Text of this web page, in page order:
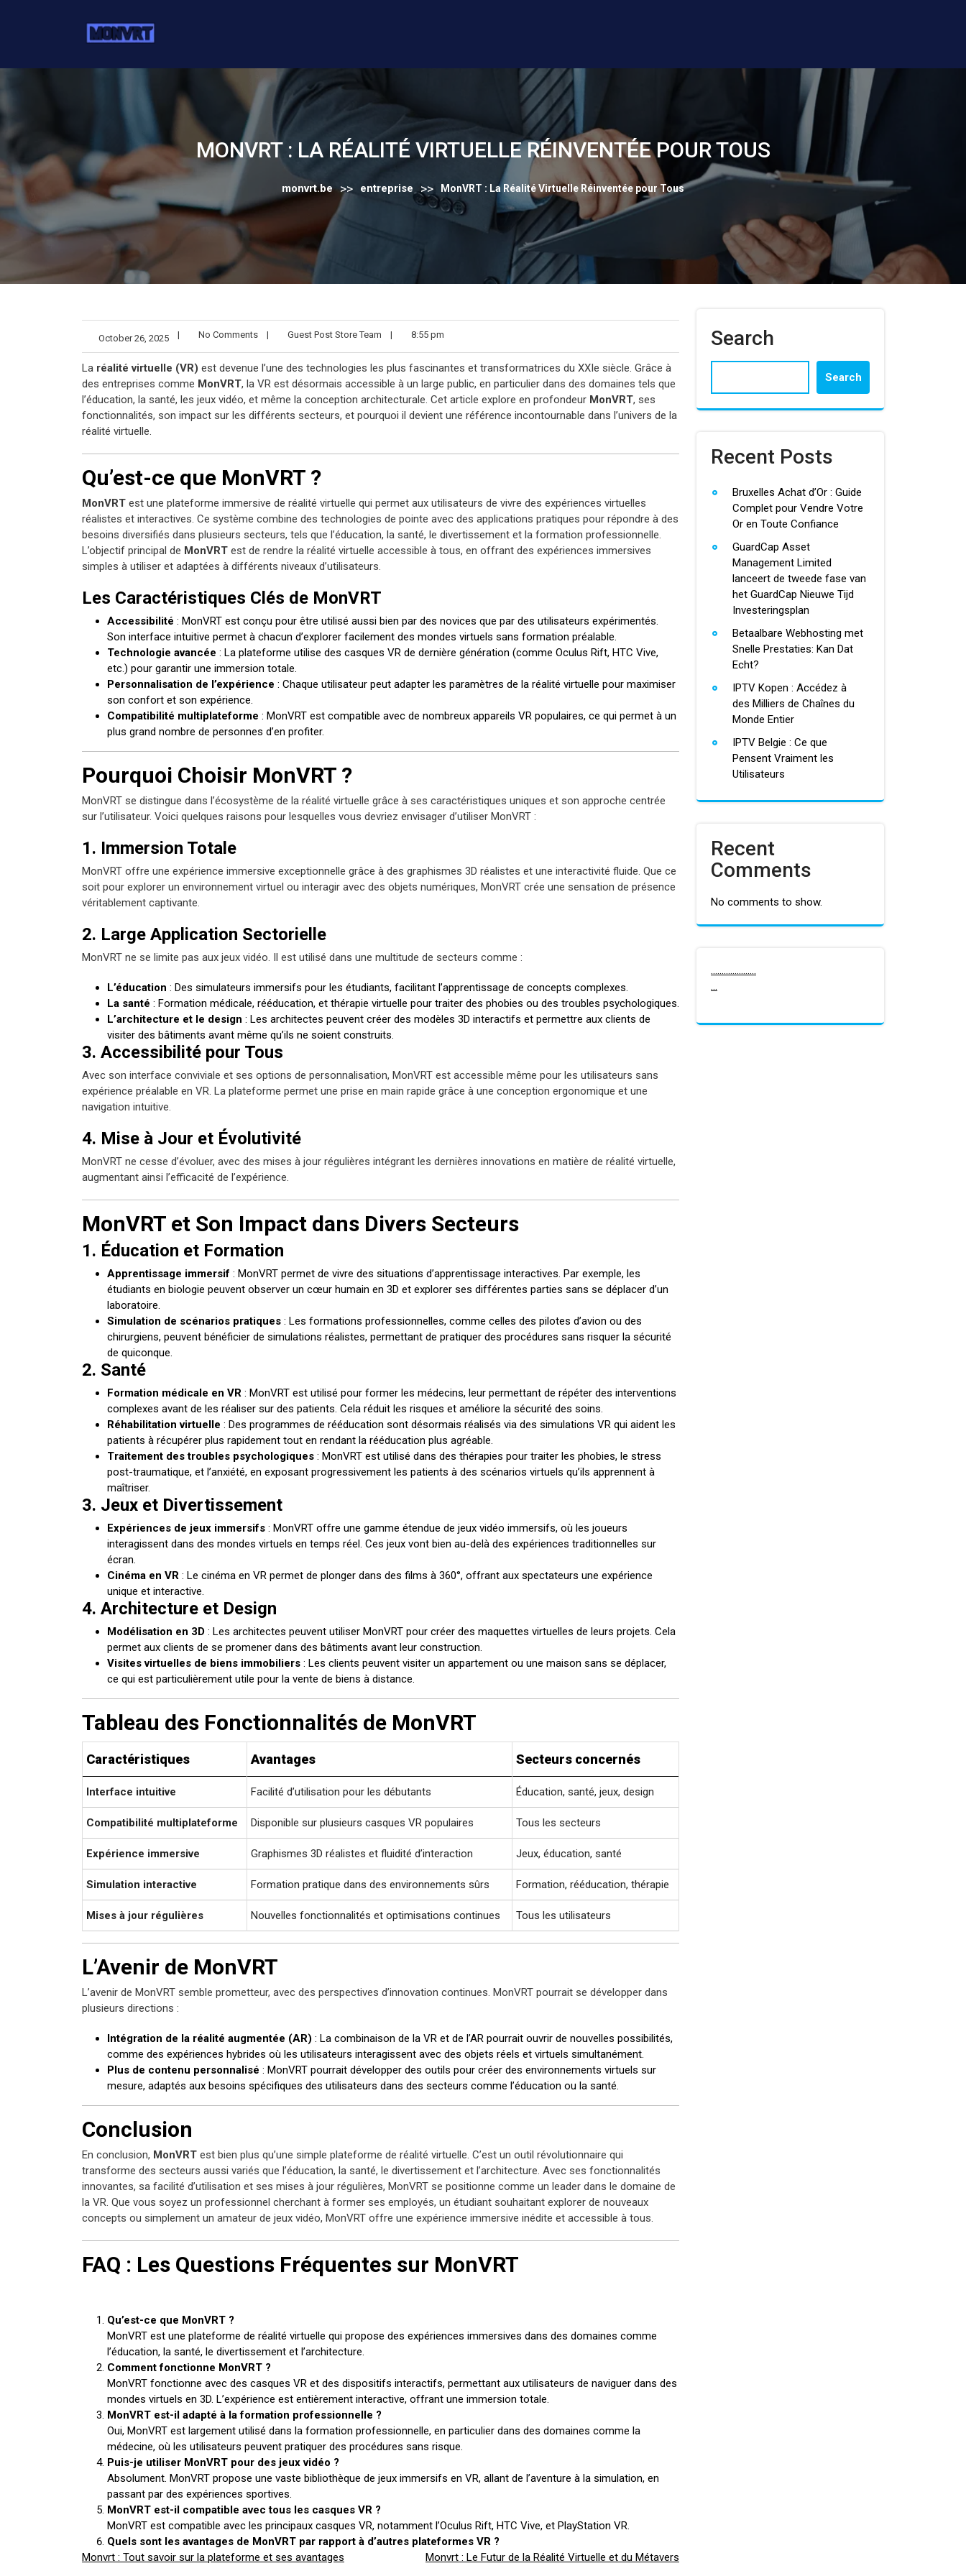
MONVRT : LA RÉALITÉ VIRTUELLE RÉINVENTÉE POUR TOUS
monvrt.be >> entreprise >> MonVRT : La Réalité Virtuelle Réinventée pour Tous
October 26, 2025 | No Comments | Guest Post Store Team | 8:55 pm
La réalité virtuelle (VR) est devenue l’une des technologies les plus fascinantes et transformatrices du XXIe siècle. Grâce à
des entreprises comme MonVRT, la VR est désormais accessible à un large public, en particulier dans des domaines tels que
l’éducation, la santé, les jeux vidéo, et même la conception architecturale. Cet article explore en profondeur MonVRT, ses
fonctionnalités, son impact sur les différents secteurs, et pourquoi il devient une référence incontournable dans l’univers de la
réalité virtuelle.
Qu’est-ce que MonVRT ?
MonVRT est une plateforme immersive de réalité virtuelle qui permet aux utilisateurs de vivre des expériences virtuelles
réalistes et interactives. Ce système combine des technologies de pointe avec des applications pratiques pour répondre à des
besoins diversifiés dans plusieurs secteurs, tels que l’éducation, la santé, le divertissement et la formation professionnelle.
L’objectif principal de MonVRT est de rendre la réalité virtuelle accessible à tous, en offrant des expériences immersives
simples à utiliser et adaptées à différents niveaux d’utilisateurs.
Les Caractéristiques Clés de MonVRT
Accessibilité : MonVRT est conçu pour être utilisé aussi bien par des novices que par des utilisateurs expérimentés.
Son interface intuitive permet à chacun d’explorer facilement des mondes virtuels sans formation préalable.
Technologie avancée : La plateforme utilise des casques VR de dernière génération (comme Oculus Rift, HTC Vive,
etc.) pour garantir une immersion totale.
Personnalisation de l’expérience : Chaque utilisateur peut adapter les paramètres de la réalité virtuelle pour maximiser
son confort et son expérience.
Compatibilité multiplateforme : MonVRT est compatible avec de nombreux appareils VR populaires, ce qui permet à un
plus grand nombre de personnes d’en profiter.
Pourquoi Choisir MonVRT ?
MonVRT se distingue dans l’écosystème de la réalité virtuelle grâce à ses caractéristiques uniques et son approche centrée
sur l’utilisateur. Voici quelques raisons pour lesquelles vous devriez envisager d’utiliser MonVRT :
1. Immersion Totale
MonVRT offre une expérience immersive exceptionnelle grâce à des graphismes 3D réalistes et une interactivité fluide. Que ce
soit pour explorer un environnement virtuel ou interagir avec des objets numériques, MonVRT crée une sensation de présence
véritablement captivante.
2. Large Application Sectorielle
MonVRT ne se limite pas aux jeux vidéo. Il est utilisé dans une multitude de secteurs comme :
L’éducation : Des simulateurs immersifs pour les étudiants, facilitant l’apprentissage de concepts complexes.
La santé : Formation médicale, rééducation, et thérapie virtuelle pour traiter des phobies ou des troubles psychologiques.
L’architecture et le design : Les architectes peuvent créer des modèles 3D interactifs et permettre aux clients de
visiter des bâtiments avant même qu’ils ne soient construits.
3. Accessibilité pour Tous
Avec son interface conviviale et ses options de personnalisation, MonVRT est accessible même pour les utilisateurs sans
expérience préalable en VR. La plateforme permet une prise en main rapide grâce à une conception ergonomique et une
navigation intuitive.
4. Mise à Jour et Évolutivité
MonVRT ne cesse d’évoluer, avec des mises à jour régulières intégrant les dernières innovations en matière de réalité virtuelle,
augmentant ainsi l’efficacité de l’expérience.
MonVRT et Son Impact dans Divers Secteurs
1. Éducation et Formation
Apprentissage immersif : MonVRT permet de vivre des situations d’apprentissage interactives. Par exemple, les
étudiants en biologie peuvent observer un cœur humain en 3D et explorer ses différentes parties sans se déplacer d’un
laboratoire.
Simulation de scénarios pratiques : Les formations professionnelles, comme celles des pilotes d’avion ou des
chirurgiens, peuvent bénéficier de simulations réalistes, permettant de pratiquer des procédures sans risquer la sécurité
de quiconque.
2. Santé
Formation médicale en VR : MonVRT est utilisé pour former les médecins, leur permettant de répéter des interventions
complexes avant de les réaliser sur des patients. Cela réduit les risques et améliore la sécurité des soins.
Réhabilitation virtuelle : Des programmes de rééducation sont désormais réalisés via des simulations VR qui aident les
patients à récupérer plus rapidement tout en rendant la rééducation plus agréable.
Traitement des troubles psychologiques : MonVRT est utilisé dans des thérapies pour traiter les phobies, le stress
post-traumatique, et l’anxiété, en exposant progressivement les patients à des scénarios virtuels qu’ils apprennent à
maîtriser.
3. Jeux et Divertissement
Expériences de jeux immersifs : MonVRT offre une gamme étendue de jeux vidéo immersifs, où les joueurs
interagissent dans des mondes virtuels en temps réel. Ces jeux vont bien au-delà des expériences traditionnelles sur
écran.
Cinéma en VR : Le cinéma en VR permet de plonger dans des films à 360°, offrant aux spectateurs une expérience
unique et interactive.
4. Architecture et Design
Modélisation en 3D : Les architectes peuvent utiliser MonVRT pour créer des maquettes virtuelles de leurs projets. Cela
permet aux clients de se promener dans des bâtiments avant leur construction.
Visites virtuelles de biens immobiliers : Les clients peuvent visiter un appartement ou une maison sans se déplacer,
ce qui est particulièrement utile pour la vente de biens à distance.
Tableau des Fonctionnalités de MonVRT
Caractéristiques Avantages Secteurs concernés
Interface intuitive Facilité d’utilisation pour les débutants Éducation, santé, jeux, design
Compatibilité multiplateforme Disponible sur plusieurs casques VR populaires Tous les secteurs
Expérience immersive Graphismes 3D réalistes et fluidité d’interaction Jeux, éducation, santé
Simulation interactive Formation pratique dans des environnements sûrs Formation, rééducation, thérapie
Mises à jour régulières Nouvelles fonctionnalités et optimisations continues Tous les utilisateurs
L’Avenir de MonVRT
L’avenir de MonVRT semble prometteur, avec des perspectives d’innovation continues. MonVRT pourrait se développer dans
plusieurs directions :
Intégration de la réalité augmentée (AR) : La combinaison de la VR et de l’AR pourrait ouvrir de nouvelles possibilités,
comme des expériences hybrides où les utilisateurs interagissent avec des objets réels et virtuels simultanément.
Plus de contenu personnalisé : MonVRT pourrait développer des outils pour créer des environnements virtuels sur
mesure, adaptés aux besoins spécifiques des utilisateurs dans des secteurs comme l’éducation ou la santé.
Conclusion
En conclusion, MonVRT est bien plus qu’une simple plateforme de réalité virtuelle. C’est un outil révolutionnaire qui
transforme des secteurs aussi variés que l’éducation, la santé, le divertissement et l’architecture. Avec ses fonctionnalités
innovantes, sa facilité d’utilisation et ses mises à jour régulières, MonVRT se positionne comme un leader dans le domaine de
la VR. Que vous soyez un professionnel cherchant à former ses employés, un étudiant souhaitant explorer de nouveaux
concepts ou simplement un amateur de jeux vidéo, MonVRT offre une expérience immersive inédite et accessible à tous.
FAQ : Les Questions Fréquentes sur MonVRT
Qu’est-ce que MonVRT ?
MonVRT est une plateforme de réalité virtuelle qui propose des expériences immersives dans des domaines comme
l’éducation, la santé, le divertissement et l’architecture.
Comment fonctionne MonVRT ?
MonVRT fonctionne avec des casques VR et des dispositifs interactifs, permettant aux utilisateurs de naviguer dans des
mondes virtuels en 3D. L’expérience est entièrement interactive, offrant une immersion totale.
MonVRT est-il adapté à la formation professionnelle ?
Oui, MonVRT est largement utilisé dans la formation professionnelle, en particulier dans des domaines comme la
médecine, où les utilisateurs peuvent pratiquer des procédures sans risque.
Puis-je utiliser MonVRT pour des jeux vidéo ?
Absolument. MonVRT propose une vaste bibliothèque de jeux immersifs en VR, allant de l’aventure à la simulation, en
passant par des expériences sportives.
MonVRT est-il compatible avec tous les casques VR ?
MonVRT est compatible avec les principaux casques VR, notamment l’Oculus Rift, HTC Vive, et PlayStation VR.
Quels sont les avantages de MonVRT par rapport à d’autres plateformes VR ?
Post
Monvrt : Tout savoir sur la plateforme et ses avantages Monvrt : Le Futur de la Réalité Virtuelle et du Métavers
Search
Search
Recent Posts
Bruxelles Achat d’Or : Guide
Complet pour Vendre Votre
Or en Toute Confiance
GuardCap Asset
Management Limited
lanceert de tweede fase van
het GuardCap Nieuwe Tijd
Investeringsplan
Betaalbare Webhosting met
Snelle Prestaties: Kan Dat
Echt?
IPTV Kopen : Accédez à
des Milliers de Chaînes du
Monde Entier
IPTV Belgie : Ce que
Pensent Vraiment les
Utilisateurs
Recent
Comments
No comments to show.
.....................
...